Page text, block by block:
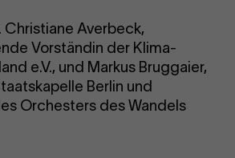
Christiane Averbeck,
Vorständin der Klima-
e.V., und Markus Bruggaier,
Berlin und
Orchesters des Wandels